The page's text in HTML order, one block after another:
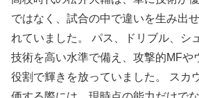
ではなく、試合の中で違いを生み出
れていました。 パス、ドリブル、シ
技術を高い水準で備え、攻撃的MFや
役割で輝きを放っていました。 スカ